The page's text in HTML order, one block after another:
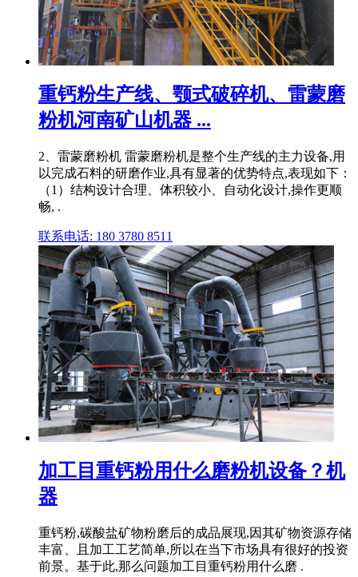
重钙粉生产线、颚式破碎机、雷蒙磨
粉机河南矿山机器 ...
2、雷蒙磨粉机 雷蒙磨粉机是整个生产线的主力设备,用
以完成石料的研磨作业,具有显著的优势特点,表现如下：
（1）结构设计合理、体积较小、自动化设计,操作更顺
畅, .
联系电话: 180 3780 8511
加工目重钙粉用什么磨粉机设备？机
器
重钙粉,碳酸盐矿物粉磨后的成品展现,因其矿物资源存储
丰富、且加工工艺简单,所以在当下市场具有很好的投资
前景。基于此,那么问题加工目重钙粉用什么磨 .